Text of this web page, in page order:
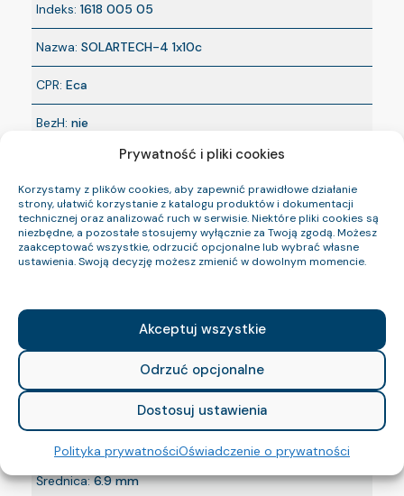
Prywatność i pliki cookies
Korzystamy z plików cookies, aby zapewnić prawidłowe działanie
strony, ułatwić korzystanie z katalogu produktów i dokumentacji
technicznej oraz analizować ruch w serwisie. Niektóre pliki cookies są
niezbędne, a pozostałe stosujemy wyłącznie za Twoją zgodą. Możesz
zaakceptować wszystkie, odrzucić opcjonalne lub wybrać własne
ustawienia. Swoją decyzję możesz zmienić w dowolnym momencie.
Akceptuj wszystkie
Odrzuć opcjonalne
Dostosuj ustawienia
Polityka prywatnościOświadczenie o prywatności
Indeks: 1618 005 05
Nazwa: SOLARTECH-4 1x10c
CPR: Eca
BezH: nie
1/1 kV
Średnica:6.9 mm
SOLARTECH-4 1x10c
Napięcie:
Średnica:6.9 mm